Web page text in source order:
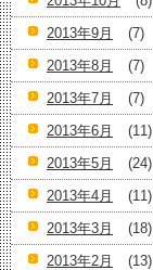
2013年9月
(7)
2013年8月
(7)
2013年7月
(7)
2013年6月
(11)
2013年5月
(24)
2013年4月
(11)
2013年3月
(18)
2013年2月
(13)